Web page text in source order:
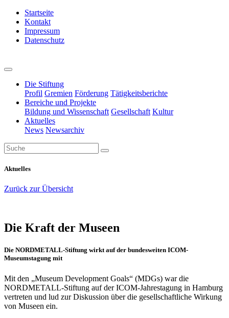
Startseite
Kontakt
Impressum
Datenschutz
Die Stiftung
Profil Gremien Förderung Tätigkeitsberichte
Bereiche und Projekte
Bildung und Wissenschaft Gesellschaft Kultur
Aktuelles
News Newsarchiv
Aktuelles
Zurück zur Übersicht
Die Kraft der Museen
Die NORDMETALL-Stiftung wirkt auf der bundesweiten ICOM-
Museumstagung mit
Mit den „Museum Development Goals“ (MDGs) war die
NORDMETALL-Stiftung auf der ICOM-Jahrestagung in Hamburg
vertreten und lud zur Diskussion über die gesellschaftliche Wirkung
von Museen ein.